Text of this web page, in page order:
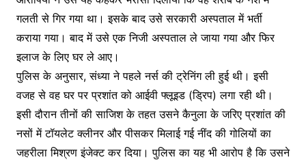
गलती से गिर गया था। इसके बाद उसे सरकारी अस्पताल में भर्ती
कराया गया। बाद में उसे एक निजी अस्पताल ले जाया गया और फिर
इलाज के लिए घर ले आए।
पुलिस के अनुसार, संध्या ने पहले नर्स की ट्रेनिंग ली हुई थी। इसी
वजह से वह घर पर प्रशांत को आईवी फ्लूइड (ड्रिप) लगा रही थी।
इसी दौरान तीनों की साजिश के तहत उसने कैनुला के जरिए प्रशांत की
नसों में टॉयलेट क्लीनर और पीसकर मिलाई गई नींद की गोलियों का
जहरीला मिश्रण इंजेक्ट कर दिया। पुलिस का यह भी आरोप है कि उसने